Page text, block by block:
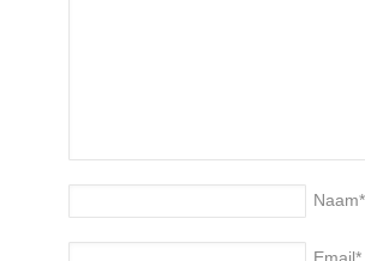
Naam*